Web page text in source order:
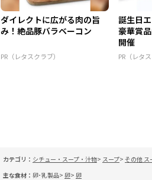
ダイレクトに広がる肉の旨
み！絶品豚バラベーコン
PR（レタスクラブ）
誕生日
豪華賞
開催
PR（レタス
カテゴリ： シチュー・スープ・汁物 スープ その他 ス
主な食材： 卵･乳製品 卵 卵